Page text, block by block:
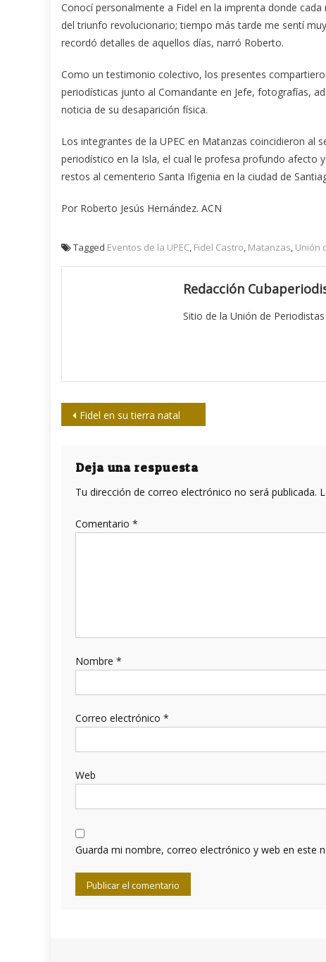
Conocí personalmente a Fidel en la imprenta donde
del triunfo revolucionario; tiempo más tarde me sentí
recordó detalles de aquellos días, narró Roberto.
Como un testimonio colectivo, los presentes
periodísticas junto al Comandante en Jefe, fotografías,
noticia de su desaparición física.
Los integrantes de la UPEC en Matanzas coincidieron al
periodístico en la Isla, el cual le profesa profundo afecto
restos al cementerio Santa Ifigenia en la ciudad de
Por Roberto Jesús Hernández. ACN
Tagged Eventos de la UPEC, Fidel Castro, Matanzas, Unión
Redacción
Sitio de la Unión de
Navegación
entradas
Fidel en su tierra natal
Deja una respuesta
Tu dirección de correo electrónico no será publicada.
Comentario *
Nombre *
Correo electrónico *
Web
Guarda mi nombre, correo electrónico y web en este